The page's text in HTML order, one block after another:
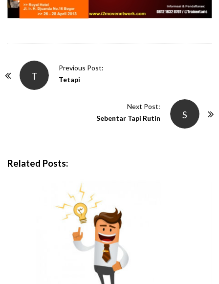
T
Previous Post:
Tetapi
S
Next Post:
Sebentar Tapi Rutin
Related Posts: